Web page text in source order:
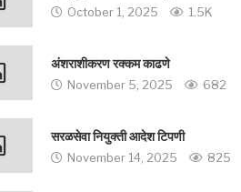
October 1, 2025 1.5K
अंशराशीकरण रक्कम काढणे
November 5, 2025 682
सरळसेवा नियुक्ती आदेश टिपणी
November 14, 2025 825